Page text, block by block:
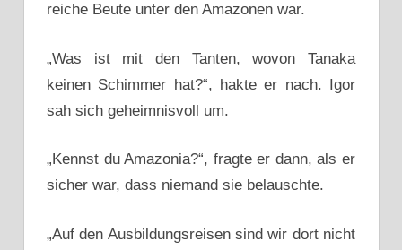
reiche Beute unter den Amazonen war.
„Was ist mit den Tanten, wovon Tanaka
keinen Schimmer hat?“, hakte er nach. Igor
sah sich geheimnisvoll um.
„Kennst du Amazonia?“, fragte er dann, als er
sicher war, dass niemand sie belauschte.
„Auf den Ausbildungsreisen sind wir dort nicht